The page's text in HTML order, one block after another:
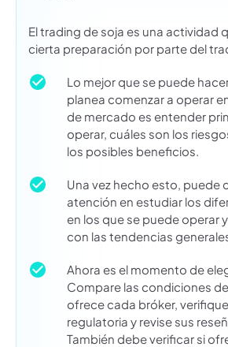
El trading de soja es una actividad
cierta preparación por parte del
Lo mejor que se puede
planea comenzar a operar
de mercado es entender
operar, cuáles son los
los posibles beneficios.
Una vez hecho esto, puede
atención en estudiar los
en los que se puede operar
con las tendencias
Ahora es el momento de
Compare las condiciones
ofrece cada bróker,
regulatoria y revise sus
También debe verificar si